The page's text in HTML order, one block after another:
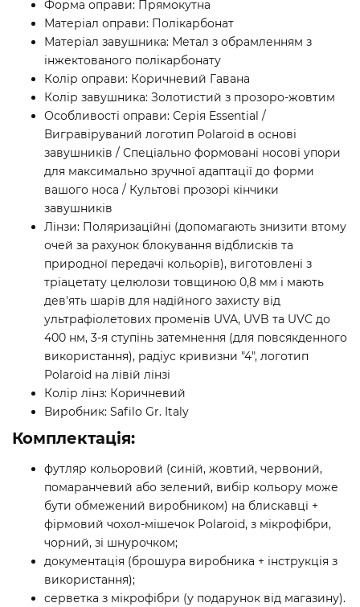
Форма оправи: Прямокутна
Матеріал оправи: Полікарбонат
Матеріал завушника: Метал з обрамленням з
інжектованого полікарбонату
Колір оправи: Коричневий Гавана
Колір завушника: Золотистий з прозоро-жовтим
Особливості оправи: Серія Essential /
Вигравіруваний логотип Polaroid в основі
завушників / Спеціально формовані носові упори
для максимально зручної адаптації до форми
вашого носа / Культові прозорі кінчики
завушників
Лінзи: Поляризаційні (допомагають знизити втому
очей за рахунок блокування відблисків та
природної передачі кольорів), виготовлені з
тріацетату целюлози товщиною 0,8 мм і мають
дев'ять шарів для надійного захисту від
ультрафіолетових променів UVA, UVB та UVC до
400 нм, 3-я ступінь затемнення (для повсякденного
використання), радіус кривизни "4", логотип
Polaroid на лівій лінзі
Колір лінз: Коричневий
Виробник: Safilo Gr. Italy
Комплектація:
футляр кольоровий (синій, жовтий, червоний,
помаранчевий або зелений, вибір кольору може
бути обмежений виробником) на блискавці +
фірмовий чохол-мішечок Polaroid, з мікрофібри,
чорний, зі шнурочком;
документація (брошура виробника + інструкція з
використання);
серветка з мікрофібри (у подарунок від магазину).